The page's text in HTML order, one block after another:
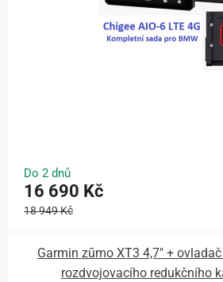
Do 2 dnů
16 690 Kč
18 949 Kč
Garmin zūmo XT3 4,7″ +
rozdvojovacího redukčního